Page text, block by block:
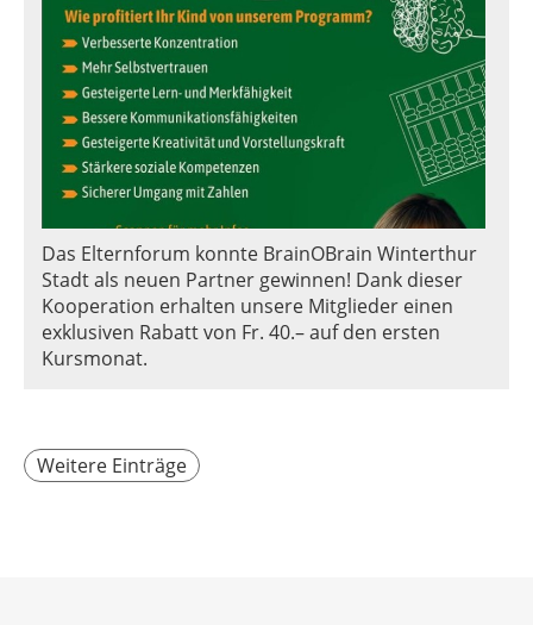
Das Elternforum konnte BrainOBrain Winterthur
Stadt als neuen Partner gewinnen! Dank dieser
Kooperation erhalten unsere Mitglieder einen
exklusiven Rabatt von Fr. 40.– auf den ersten
Kursmonat.
Weitere Einträge